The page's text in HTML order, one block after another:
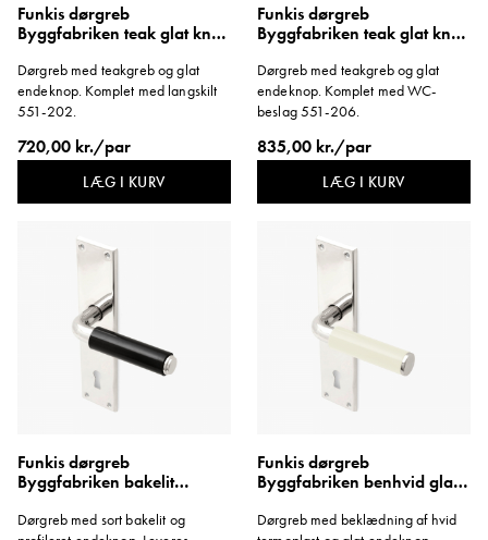
Funkis dørgreb
Byggfabriken teak glat knop
Dørgreb med teakgreb og glat
endeknop. Komplet med langskilt
551-202.
720,00 kr./par
LÆG I KURV
Funkis dørgreb
Byggfabriken teak glat knop
Dørgreb med teakgreb og glat
endeknop. Komplet med WC-
beslag 551-206.
835,00 kr./par
LÆG I KURV
Funkis dørgreb
Byggfabriken bakelit
1950'erne
Dørgreb med sort bakelit og
Funkis dørgreb
Byggfabriken benhvid glat
Dørgreb med beklædning af hvid